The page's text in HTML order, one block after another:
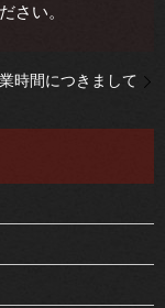
さい。
時間につきまして